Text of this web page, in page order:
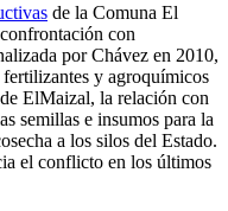
de la Comuna El
con
por Chávez en 2010,
y agroquímicos
ElMaizal, la relación con
semillas e insumos para la
a los silos del Estado.
el conflicto en los últimos